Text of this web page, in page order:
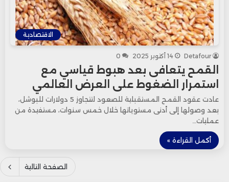
الاقتصادية
Detafour 14 أكتوبر 2025 0
القمح يتعافى بعد هبوط قياسي مع
استمرار الضغوط على العرض العالمي
عادت عقود القمح المستقبلية للصعود لتتجاوز 5 دولارات للبوشل،
بعد وصولها إلى أدنى مستوياتها خلال خمس سنوات، مستفيدة من
عمليات…
أكمل القراءة »
الصفحة التالية